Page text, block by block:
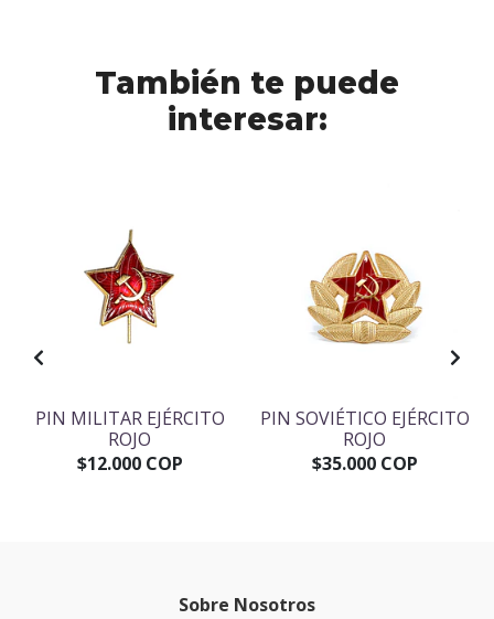
También te puede
interesar:
PIN MILITAR EJÉRCITO
ROJO
$12.000 COP
PIN SOVIÉTICO EJÉRCITO
ROJO
$35.000 COP
Sobre Nosotros